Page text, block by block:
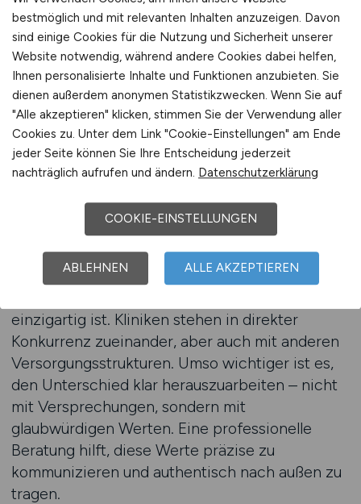
gezielte Unterstützung eine zentrale Rolle.
Eine durchdachte Personalstrategie erfordert
Erfahrung und Verständnis für den Markt.
Kliniken, die professionelle Begleitung in
Anspruch nehmen, können ihre Kommunikation
gezielter steuern, ihre Arbeitgebermarke
schärfen und Bewerber langfristig binden. Eine
erkennen und sie in der Ansprache wirkungsvoll
Warum ist individuelle Unterstützung sinnvoll?
einzigartig ist. Kliniken stehen in direkter
Konkurrenz zueinander, aber auch mit anderen
Versorgungsstrukturen. Umso wichtiger ist es,
den Unterschied klar herauszuarbeiten – nicht
mit Versprechungen, sondern mit
glaubwürdigen Werten. Eine professionelle
Beratung hilft, diese Werte präzise zu
kommunizieren und authentisch nach außen zu
tragen.
bestmöglich und mit relevanten Inhalten anzuzeigen. Davon
sind einige Cookies für die Nutzung und Sicherheit unserer
Website notwendig, während andere Cookies dabei helfen,
Ihnen personalisierte Inhalte und Funktionen anzubieten. Sie
dienen außerdem anonymen Statistikzwecken. Wenn Sie auf
"Alle akzeptieren" klicken, stimmen Sie der Verwendung aller
Cookies zu. Unter dem Link "Cookie-Einstellungen" am Ende
jeder Seite können Sie Ihre Entscheidung jederzeit
nachträglich aufrufen und ändern. Datenschutzerklärung
COOKIE-EINSTELLUNGEN
ABLEHNEN ALLE AKZEPTIEREN